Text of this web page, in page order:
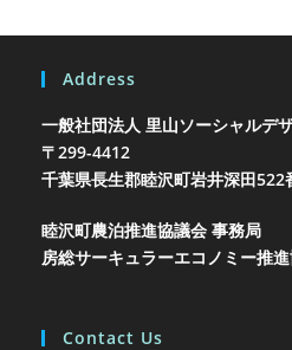
Address
一般社団法人 里山ソーシャルデ
〒299-4412
千葉県長生郡睦沢町岩井深田522
睦沢町農泊推進協議会 事務局
房総サーキュラーエコノミー推
Contact Us